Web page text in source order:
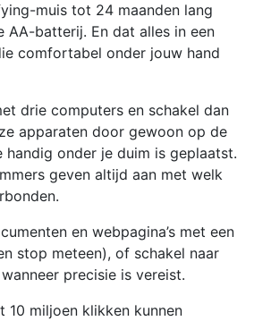
muis tot 24 maanden lang
AA-batterij. En dat alles in een
comfortabel onder jouw hand
drie computers en schakel dan
apparaten door gewoon op de
onder je duim is geplaatst.
geven altijd aan met welk
en webpagina’s met een
stop meteen), of schakel naar
precisie is vereist.
10 miljoen klikken kunnen